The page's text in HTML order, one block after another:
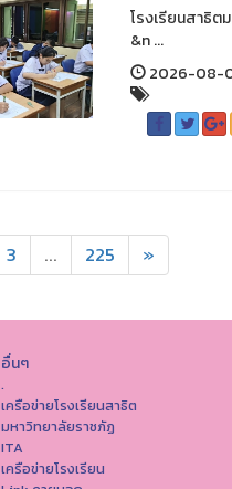
โรงเรียนสาธิต
&n ...
2026-08-
3 ... 225 »
อื่นๆ
.
เครือข่ายโรงเรียนสาธิต
มหาวิทยาลัยราชภัฏ
ITA
เครือข่ายโรงเรียน